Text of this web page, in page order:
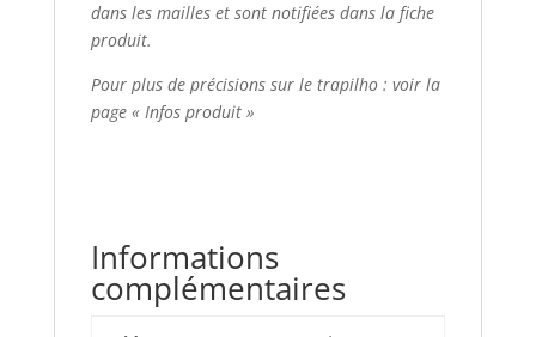
dans les mailles et sont notifiées dans la fiche
produit.
Pour plus de précisions sur le trapilho : voir la
page « Infos produit »
Informations
complémentaires